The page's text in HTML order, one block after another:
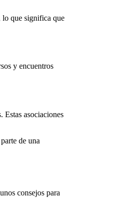
lo que significa que
y encuentros
Estas asociaciones
de una
consejos para